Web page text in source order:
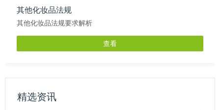
其他化妆品法规
其他化妆品法规要求解析
查看
精选资讯